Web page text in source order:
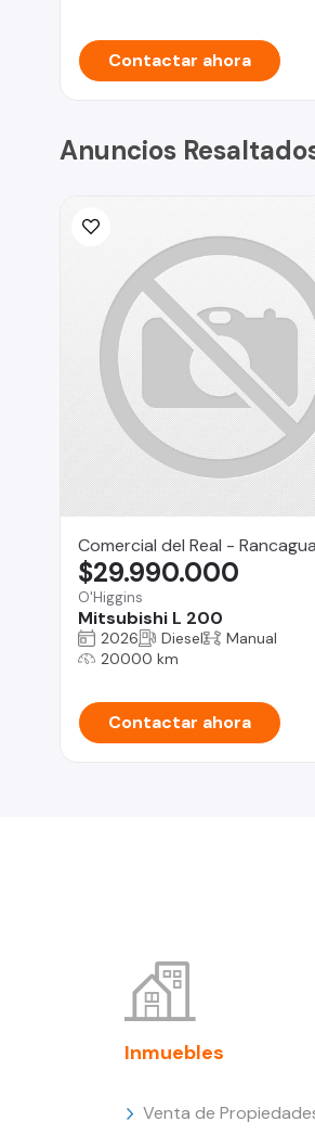
Contactar ahora
Anuncios
Comercial del Real - Rancagua
O'Higgins
Mitsubishi L 200
$29.990.000
2026 Diesel
Manual
20000 km
Contactar ahora
Inmuebles
Venta de